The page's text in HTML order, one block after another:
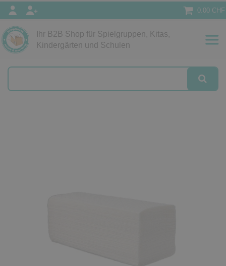
0.00 CHF
Ihr B2B Shop für Spielgruppen, Kitas,
Kindergärten und Schulen
Papeterie